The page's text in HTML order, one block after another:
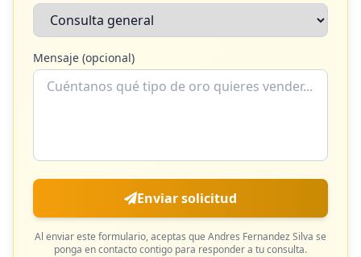
Mensaje (opcional)
Enviar solicitud
Al enviar este formulario, aceptas que Andres Fernandez Silva se
ponga en contacto contigo para responder a tu consulta.